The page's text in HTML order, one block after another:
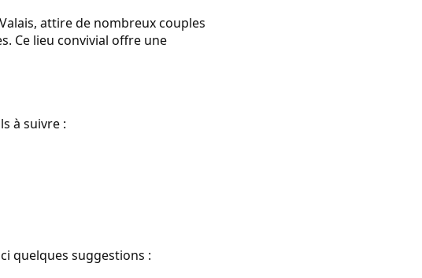
attire de nombreux couples
Ce lieu convivial offre une
à suivre :
quelques suggestions :